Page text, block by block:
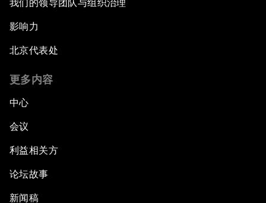
我们的领导团队与组织治理
影响力
北京代表处
更多内容
中心
会议
利益相关方
论坛故事
新闻稿